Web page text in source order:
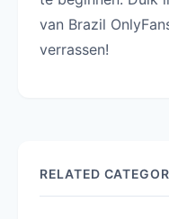
van Brazil
verrassen!
RELATED